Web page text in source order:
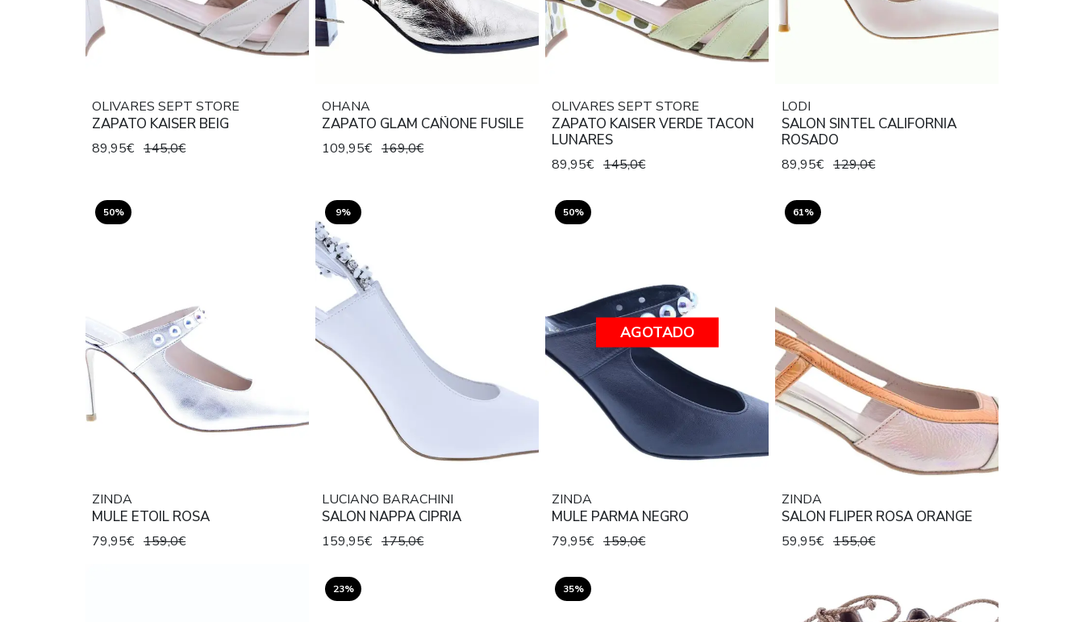
OLIVARES SEPT STORE
ZAPATO KAISER BEIG
89,95€ 145,0€
OHANA
ZAPATO GLAM CAÑONE FUSILE
109,95€ 169,0€
OLIVARES SEPT STORE
ZAPATO KAISER VERDE TACON
LUNARES
89,95€ 145,0€
LODI
SALON SINTEL CALIFORNIA
ROSADO
89,95€ 129,0€
50%
ZINDA
MULE ETOIL ROSA
79,95€ 159,0€
9%
LUCIANO BARACHINI
SALON NAPPA CIPRIA
159,95€ 175,0€
50%
AGOTADO
ZINDA
MULE PARMA NEGRO
79,95€ 159,0€
61%
ZINDA
SALON FLIPER ROSA ORANGE
59,95€ 155,0€
23% 35%